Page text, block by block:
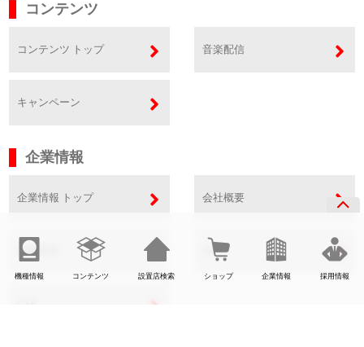
機種情報 コンテンツ 設置店検索 ショップ 企業情報 採用情報
コンテンツ
コンテンツ トップ 音楽配信
キャンペーン
企業情報
企業情報 トップ 会社概要
事業内容 SDGs